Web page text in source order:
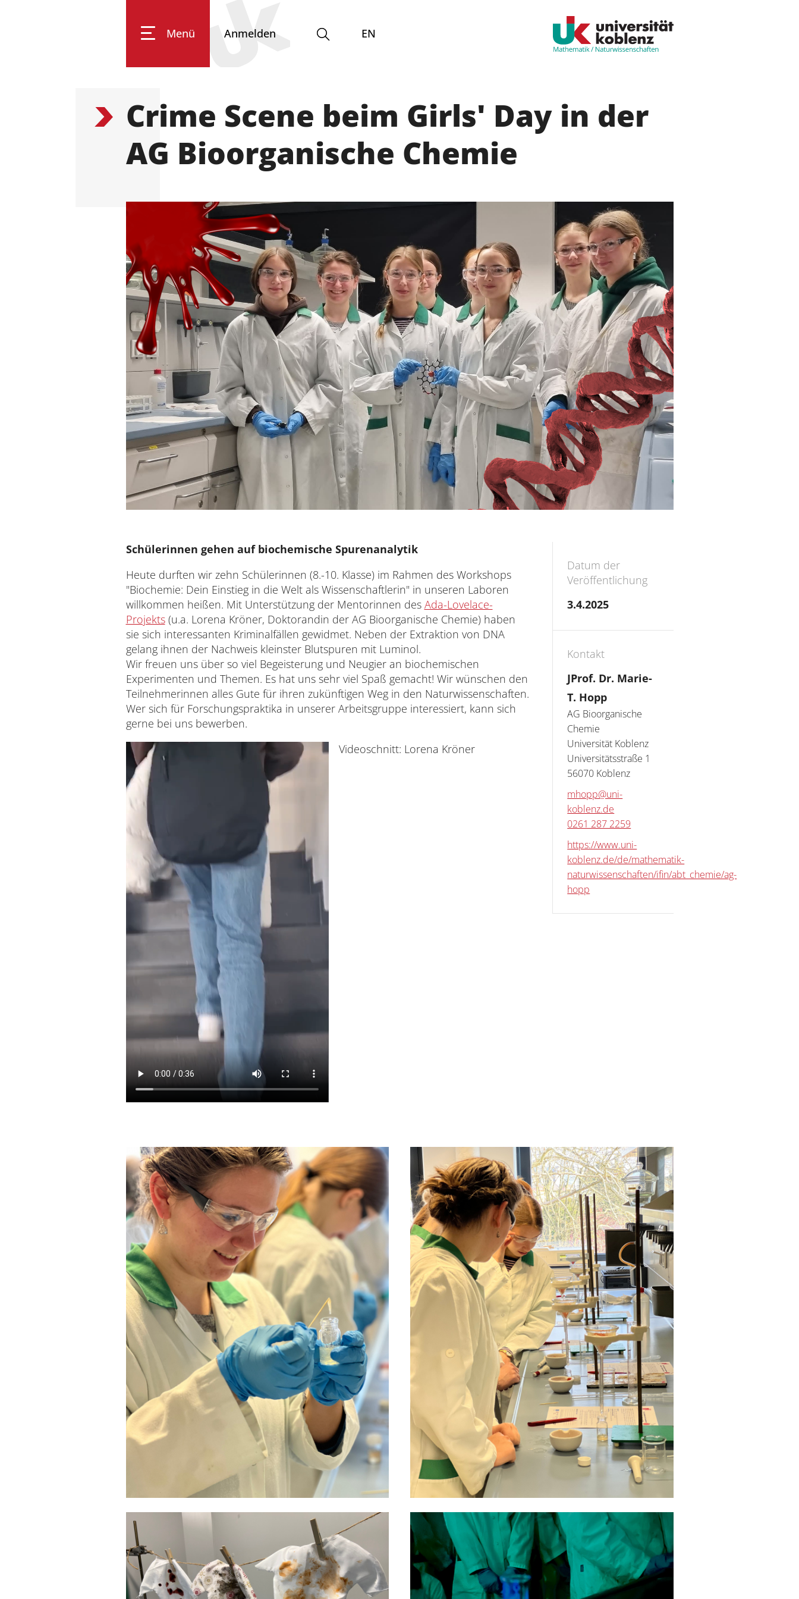
Menü
Impressum Datenschutz Barrierefreiheit Gleichstellungsvertretung
Anmelden EN
Crime Scene beim Girls' Day in der
AG Bioorganische Chemie
Schülerinnen gehen auf biochemische Spurenanalytik
Heute durften wir zehn Schülerinnen (8.-10. Klasse) im Rahmen des Workshops
"Biochemie: Dein Einstieg in die Welt als Wissenschaftlerin" in unseren Laboren
willkommen heißen. Mit Unterstützung der Mentorinnen des Ada-Lovelace-
Projekts(u.a. Lorena Kröner, Doktorandin der AG Bioorganische Chemie) haben
sie sich interessanten Kriminalfällen gewidmet. Neben der Extraktion von DNA
gelang ihnen der Nachweis kleinster Blutspuren mit Luminol.
Wir freuen uns über so viel Begeisterung und Neugier an biochemischen
Experimenten und Themen. Es hat uns sehr viel Spaß gemacht! Wir wünschen den
Teilnehmerinnen alles Gute für ihren zukünftigen Weg in den Naturwissenschaften.
Wer sich für Forschungspraktika in unserer Arbeitsgruppe interessiert, kann sich
gerne bei uns bewerben.
Videoschnitt: Lorena Kröner
Datum der
Veröffentlichung
3.4.2025
Kontakt
JProf. Dr. Marie-
T. Hopp
AG Bioorganische
Chemie
Universität Koblenz
Universitätsstraße 1
56070 Koblenz
mhopp@uni-
koblenz.de
0261 287 2259
https://www.uni-
koblenz.de/de/mathematik-
naturwissenschaften/ifin/abt_chemie/ag-
hopp